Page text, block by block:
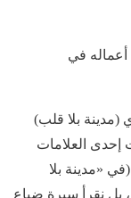
أعماله في
بلا قلب)
إحدى العلامات
«مدينة بلا
بل نقرأ سيرة ضياع